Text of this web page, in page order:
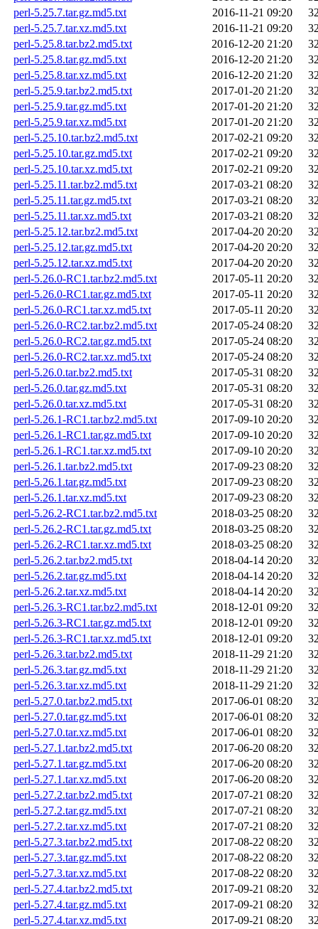
perl-5.25.7.tar.gz.md5.txt
2016-11-21 09:20
perl-5.25.7.tar.xz.md5.txt
2016-11-21 09:20
perl-5.25.8.tar.bz2.md5.txt
2016-12-20 21:20
perl-5.25.8.tar.gz.md5.txt
2016-12-20 21:20
perl-5.25.8.tar.xz.md5.txt
2016-12-20 21:20
perl-5.25.9.tar.bz2.md5.txt
2017-01-20 21:20
perl-5.25.9.tar.gz.md5.txt
2017-01-20 21:20
perl-5.25.9.tar.xz.md5.txt
2017-01-20 21:20
perl-5.25.10.tar.bz2.md5.txt
2017-02-21 09:20
perl-5.25.10.tar.gz.md5.txt
2017-02-21 09:20
perl-5.25.10.tar.xz.md5.txt
2017-02-21 09:20
perl-5.25.11.tar.bz2.md5.txt
2017-03-21 08:20
perl-5.25.11.tar.gz.md5.txt
2017-03-21 08:20
perl-5.25.11.tar.xz.md5.txt
2017-03-21 08:20
perl-5.25.12.tar.bz2.md5.txt
2017-04-20 20:20
perl-5.25.12.tar.gz.md5.txt
2017-04-20 20:20
perl-5.25.12.tar.xz.md5.txt
2017-04-20 20:20
perl-5.26.0-RC1.tar.bz2.md5.txt
2017-05-11 20:20
perl-5.26.0-RC1.tar.gz.md5.txt
2017-05-11 20:20
perl-5.26.0-RC1.tar.xz.md5.txt
2017-05-11 20:20
perl-5.26.0-RC2.tar.bz2.md5.txt
2017-05-24 08:20
perl-5.26.0-RC2.tar.gz.md5.txt
2017-05-24 08:20
perl-5.26.0-RC2.tar.xz.md5.txt
2017-05-24 08:20
perl-5.26.0.tar.bz2.md5.txt
2017-05-31 08:20
perl-5.26.0.tar.gz.md5.txt
2017-05-31 08:20
perl-5.26.0.tar.xz.md5.txt
2017-05-31 08:20
perl-5.26.1-RC1.tar.bz2.md5.txt
2017-09-10 20:20
perl-5.26.1-RC1.tar.gz.md5.txt
2017-09-10 20:20
perl-5.26.1-RC1.tar.xz.md5.txt
2017-09-10 20:20
perl-5.26.1.tar.bz2.md5.txt
2017-09-23 08:20
perl-5.26.1.tar.gz.md5.txt
2017-09-23 08:20
perl-5.26.1.tar.xz.md5.txt
2017-09-23 08:20
perl-5.26.2-RC1.tar.bz2.md5.txt
2018-03-25 08:20
perl-5.26.2-RC1.tar.gz.md5.txt
2018-03-25 08:20
perl-5.26.2-RC1.tar.xz.md5.txt
2018-03-25 08:20
perl-5.26.2.tar.bz2.md5.txt
2018-04-14 20:20
perl-5.26.2.tar.gz.md5.txt
2018-04-14 20:20
perl-5.26.2.tar.xz.md5.txt
2018-04-14 20:20
perl-5.26.3-RC1.tar.bz2.md5.txt
2018-12-01 09:20
perl-5.26.3-RC1.tar.gz.md5.txt
2018-12-01 09:20
perl-5.26.3-RC1.tar.xz.md5.txt
2018-12-01 09:20
perl-5.26.3.tar.bz2.md5.txt
2018-11-29 21:20
perl-5.26.3.tar.gz.md5.txt
2018-11-29 21:20
perl-5.26.3.tar.xz.md5.txt
2018-11-29 21:20
perl-5.27.0.tar.bz2.md5.txt
2017-06-01 08:20
perl-5.27.0.tar.gz.md5.txt
2017-06-01 08:20
perl-5.27.0.tar.xz.md5.txt
2017-06-01 08:20
perl-5.27.1.tar.bz2.md5.txt
2017-06-20 08:20
perl-5.27.1.tar.gz.md5.txt
2017-06-20 08:20
perl-5.27.1.tar.xz.md5.txt
2017-06-20 08:20
perl-5.27.2.tar.bz2.md5.txt
2017-07-21 08:20
perl-5.27.2.tar.gz.md5.txt
2017-07-21 08:20
perl-5.27.2.tar.xz.md5.txt
2017-07-21 08:20
perl-5.27.3.tar.bz2.md5.txt
2017-08-22 08:20
perl-5.27.3.tar.gz.md5.txt
2017-08-22 08:20
perl-5.27.3.tar.xz.md5.txt
2017-08-22 08:20
perl-5.27.4.tar.bz2.md5.txt
2017-09-21 08:20
perl-5.27.4.tar.gz.md5.txt
2017-09-21 08:20
perl-5.27.4.tar.xz.md5.txt
2017-09-21 08:20